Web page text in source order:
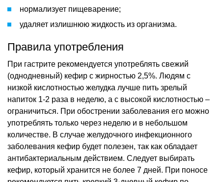
нормализует пищеварение;
удаляет излишнюю жидкость из организма.
Правила употребления
При гастрите рекомендуется употреблять свежий
(однодневный) кефир с жирностью 2,5%. Людям с
низкой кислотностью желудка лучше пить зрелый
напиток 1-2 раза в неделю, а с высокой кислотностью –
ограничиться. При обострении заболевания его можно
употреблять только через неделю и в небольшом
количестве. В случае желудочного инфекционного
заболевания кефир будет полезен, так как обладает
антибактериальным действием. Следует выбирать
кефир, который хранится не более 7 дней. При поносе